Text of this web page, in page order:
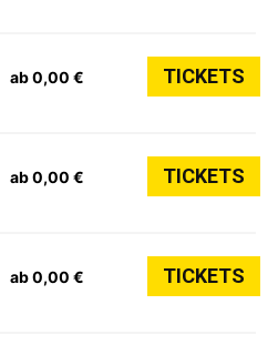
ab 0,00 € TICKETS
ab 0,00 € TICKETS
ab 0,00 € TICKETS